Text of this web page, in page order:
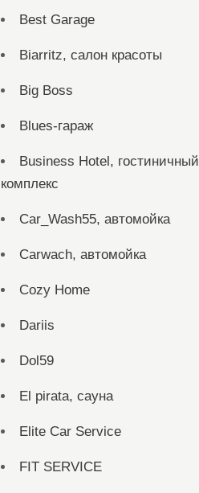
Best Garage
Biarritz, салон красоты
Big Boss
Blues-гараж
Business Hotel, гостиничный
комплекс
Car_Wash55, автомойка
Carwach, автомойка
Cozy Home
Dariis
Dol59
El pirata, сауна
Elite Car Service
FIT SERVICE